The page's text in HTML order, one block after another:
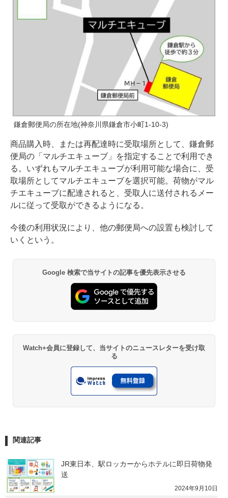
鎌倉郵便局の所在地(神奈川県鎌倉市小町1-10-3)
商品購入時、または再配達時に受取場所として、鎌倉郵
便局の「マルチエキューブ」を指定することで利用でき
る。いずれもマルチエキューブが利用可能な場合に、受
取場所としてマルチエキューブを選択可能。荷物がマル
チエキューブに配達されると、受取人に送付されるメー
ルに従って受取ができるようになる。
今後の利用状況により、他の郵便局への設置も検討して
いくという。
Google 検索で当サイトの記事を優先表示させる
Watch+会員に登録して、当サイトのニュースレターを受け取
る
関連記事
JR東日本、駅ロッカーからホテルに即日荷物発
送
2024年9月10日